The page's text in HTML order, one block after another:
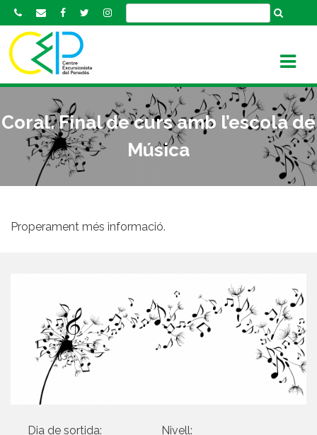
k
o
Coral. Final de curs amb l’escola de
Música
Properament més informació.
Dia de sortida:
Nivell: